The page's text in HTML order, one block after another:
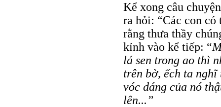
Kể xong câu
ra hỏi: “Các con
rằng thưa thầy
kỉnh vào kể tiếp: “
lá sen trong ao thì
trên bờ, ếch ta
vóc dáng của nó
lên...”